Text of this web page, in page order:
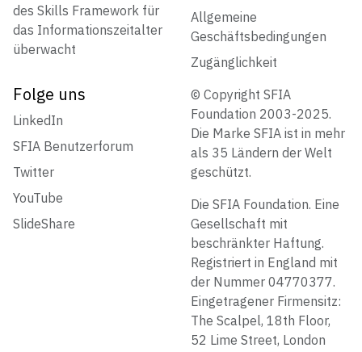
des Skills Framework für
das Informationszeitalter
überwacht
Allgemeine
Geschäftsbedingungen
Zugänglichkeit
Folge uns
LinkedIn
SFIA Benutzerforum
Twitter
YouTube
SlideShare
© Copyright SFIA
Foundation 2003-2025.
Die Marke SFIA ist in mehr
als 35 Ländern der Welt
geschützt.
Die SFIA Foundation. Eine
Gesellschaft mit
beschränkter Haftung.
Registriert in England mit
der Nummer 04770377.
Eingetragener Firmensitz:
The Scalpel, 18th Floor,
52 Lime Street, London